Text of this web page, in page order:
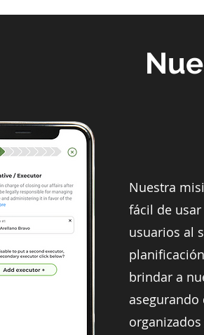
Nuestra
fácil de
usuarios al
brindar a
asegurando